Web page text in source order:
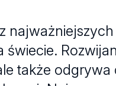
także odgrywa